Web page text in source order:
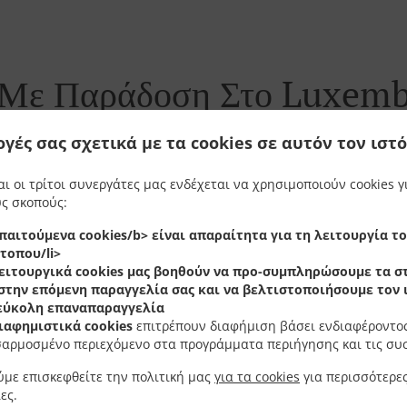
σας σχετικά με τα cookies σε αυτόν τον
οι τρίτοι συνεργάτες μας ενδέχεται να χρησιμοποιούν cookies
σκοπούς:
cookies/b> είναι απαραίτητα για τη λειτουργία
li>
cookies μας βοηθούν να προ-συμπληρώσουμε τα
επόμενη παραγγελία σας και να βελτιστοποιήσουμε τον
επαναπαραγγελία
cookies επιτρέπουν διαφήμιση βάσει
περιεχόμενο στα προγράμματα περιήγησης και τις
επισκεφθείτε την πολιτική μας για τα cookies για
Με Παράδοση Στο
Grund και είμαστε στην ευχάριστη θέση να
στο online menu και δώστε την παραγγελία σας
να επιβεβαιώσουμε την παραγγελία και να δώσουμε
Προσφορές